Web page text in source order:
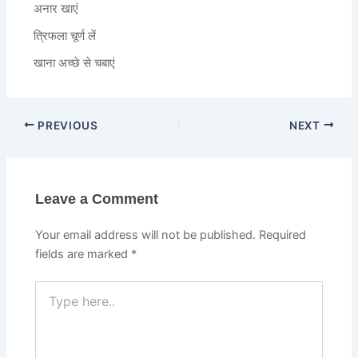
अनार खाएं
त्रिफला चूर्ण लें
खाना अच्छे से चबाएं
PREVIOUS NEXT
Leave a Comment
Your email address will not be published. Required
fields are marked *
here..